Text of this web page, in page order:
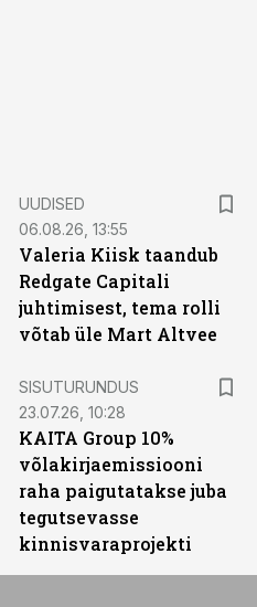
UUDISED
06.08.26, 13:55
Valeria Kiisk taandub
Redgate Capitali
juhtimisest, tema rolli
võtab üle Mart Altvee
SISUTURUNDUS
23.07.26, 10:28
KAITA Group 10%
võlakirjaemissiooni
raha paigutatakse juba
tegutsevasse
kinnisvaraprojekti